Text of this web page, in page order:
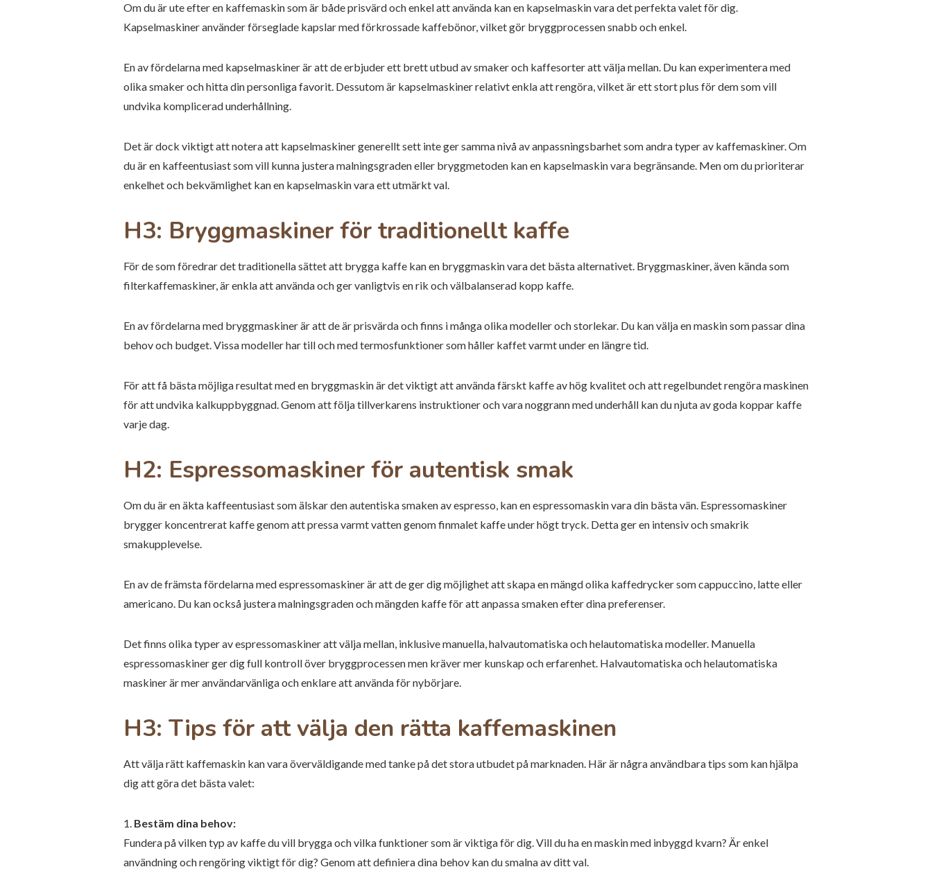
Om du är ute efter en kaffemaskin som är både prisvärd och enkel att använda kan en kapselmaskin vara det perfekta valet för dig.
Kapselmaskiner använder förseglade kapslar med förkrossade kaffebönor, vilket gör bryggprocessen snabb och enkel.
En av fördelarna med kapselmaskiner är att de erbjuder ett brett utbud av smaker och kaffesorter att välja mellan. Du kan experimentera med
olika smaker och hitta din personliga favorit. Dessutom är kapselmaskiner relativt enkla att rengöra, vilket är ett stort plus för dem som vill
undvika komplicerad underhållning.
Det är dock viktigt att notera att kapselmaskiner generellt sett inte ger samma nivå av anpassningsbarhet som andra typer av kaffemaskiner. Om
du är en kaffeentusiast som vill kunna justera malningsgraden eller bryggmetoden kan en kapselmaskin vara begränsande. Men om du prioriterar
enkelhet och bekvämlighet kan en kapselmaskin vara ett utmärkt val.
H3: Bryggmaskiner för traditionellt kaffe
För de som föredrar det traditionella sättet att brygga kaffe kan en bryggmaskin vara det bästa alternativet. Bryggmaskiner, även kända som
filterkaffemaskiner, är enkla att använda och ger vanligtvis en rik och välbalanserad kopp kaffe.
En av fördelarna med bryggmaskiner är att de är prisvärda och finns i många olika modeller och storlekar. Du kan välja en maskin som passar dina
behov och budget. Vissa modeller har till och med termosfunktioner som håller kaffet varmt under en längre tid.
För att få bästa möjliga resultat med en bryggmaskin är det viktigt att använda färskt kaffe av hög kvalitet och att regelbundet rengöra maskinen
för att undvika kalkuppbyggnad. Genom att följa tillverkarens instruktioner och vara noggrann med underhåll kan du njuta av goda koppar kaffe
varje dag.
H2: Espressomaskiner för autentisk smak
Om du är en äkta kaffeentusiast som älskar den autentiska smaken av espresso, kan en espressomaskin vara din bästa vän. Espressomaskiner
brygger koncentrerat kaffe genom att pressa varmt vatten genom finmalet kaffe under högt tryck. Detta ger en intensiv och smakrik
smakupplevelse.
En av de främsta fördelarna med espressomaskiner är att de ger dig möjlighet att skapa en mängd olika kaffedrycker som cappuccino, latte eller
americano. Du kan också justera malningsgraden och mängden kaffe för att anpassa smaken efter dina preferenser.
Det finns olika typer av espressomaskiner att välja mellan, inklusive manuella, halvautomatiska och helautomatiska modeller. Manuella
espressomaskiner ger dig full kontroll över bryggprocessen men kräver mer kunskap och erfarenhet. Halvautomatiska och helautomatiska
maskiner är mer användarvänliga och enklare att använda för nybörjare.
H3: Tips för att välja den rätta kaffemaskinen
Att välja rätt kaffemaskin kan vara överväldigande med tanke på det stora utbudet på marknaden. Här är några användbara tips som kan hjälpa
dig att göra det bästa valet:
1. Bestäm dina behov:
Fundera på vilken typ av kaffe du vill brygga och vilka funktioner som är viktiga för dig. Vill du ha en maskin med inbyggd kvarn? Är enkel
användning och rengöring viktigt för dig? Genom att definiera dina behov kan du smalna av ditt val.